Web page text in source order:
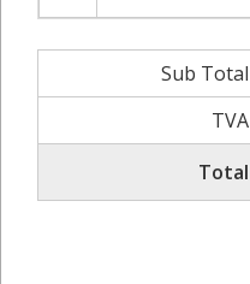
Sub Total
TVA
Total